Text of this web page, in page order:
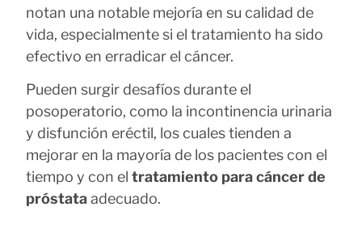
notan una notable mejoría en su calidad de
vida, especialmente si el tratamiento ha sido
efectivo en erradicar el cáncer.
Pueden surgir desafíos durante el
posoperatorio, como la incontinencia urinaria
y disfunción eréctil, los cuales tienden a
mejorar en la mayoría de los pacientes con el
tiempo y con el tratamiento para cáncer de
próstataadecuado.